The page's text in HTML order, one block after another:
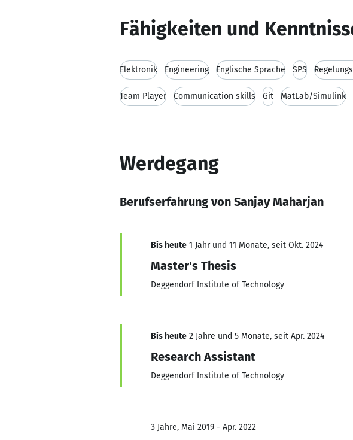
Fähigkeiten und
Elektronik Engineering Englische Sprache SPS
Team Player Communication skills Git MatLab/Simulink
Werdegang
Berufserfahrung von Sanjay Maharjan
Bis heute 1 Jahr und 11 Monate, seit Okt. 2024
Master's Thesis
Deggendorf Institute of Technology
Bis heute 2 Jahre und 5 Monate, seit Apr. 2024
Research Assistant
Deggendorf Institute of Technology
3 Jahre, Mai 2019 - Apr. 2022